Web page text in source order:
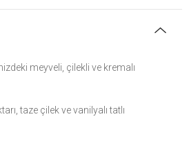
meyveli, çilekli ve kremalı
taze çilek ve vanilyalı tatlı